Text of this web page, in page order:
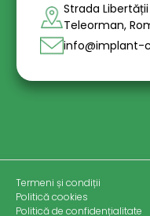
Strada
Teleorman,
info@implant-
Termeni și condiții
Politică cookies
Politică de confidențialitate